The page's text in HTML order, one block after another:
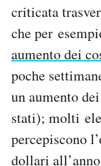
criticata
che per
aumento dei
poche
un aumento
stati); molti
percepiscono
dollari